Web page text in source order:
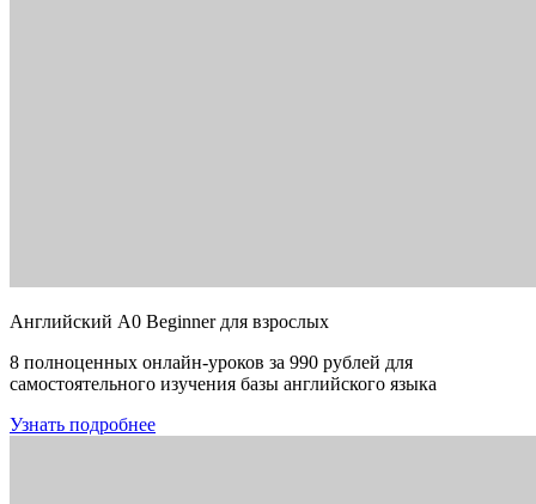
Английский A0 Beginner для взрослых
8 полноценных онлайн-уроков за 990 рублей для
самостоятельного изучения базы английского языка
Узнать подробнее